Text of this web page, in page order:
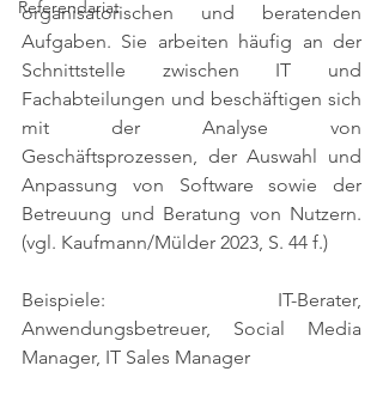
Referendariat
organisatorischen und beratenden
Aufgaben. Sie arbeiten häufig an der
Schnittstelle zwischen IT und
Fachabteilungen und beschäftigen sich
mit der Analyse von
Geschäftsprozessen, der Auswahl und
Anpassung von Software sowie der
(vgl. Kaufmann/Mülder 2023, S. 44 f.)
Beispiele: IT-Berater,
Anwendungsbetreuer, Social Media
Manager, IT Sales Manager